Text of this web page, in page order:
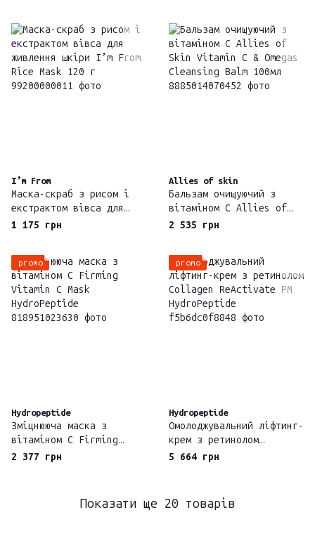
I’m From
Маска-скраб з рисом і
екстрактом вівса для
живлення шкіри I’m From
1 175 грн
Allies of skin
Бальзам очищуючий з
вітаміном С Allies of
Skin Vitamin C & Omegas
2 535 грн
promo
Hydropeptide
Зміцнююча маска з
вітаміном С Firming
Vitamin С Mask
2 377 грн
promo
Hydropeptide
Омолоджувальний ліфтинг-
крем з ретинолом
Collagen ReActivate PM
5 664 грн
Показати ще 20 товарів